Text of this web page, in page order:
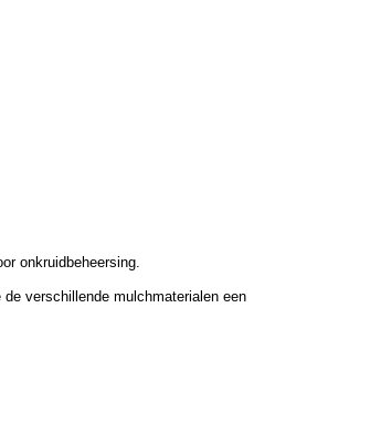
onkruidbeheersing.
verschillende mulchmaterialen een